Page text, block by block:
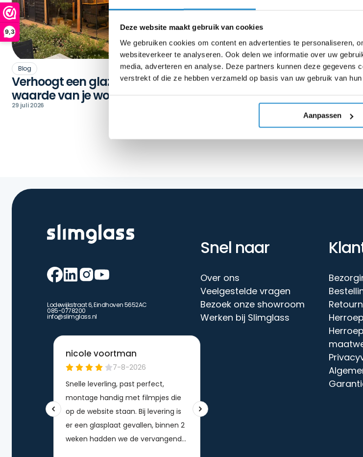
Deze website maakt gebruik van cookies
We gebruiken cookies om content en advertenties te personaliseren,
websiteverkeer te analyseren. Ook delen we informatie over uw
media, adverteren en analyse. Deze partners kunnen deze gegevens
verstrekt of die ze hebben verzameld op basis van uw gebruik van
Aanpassen
9,3
Blog
Verhoogt een glazen schuifwand de
waarde van je woning?
29 juli 2026
Blog
Wat te doen tegen vliegen
een overkapping?
Lodewijkstraat 6, Eindhoven 5652AC
085-0778200
info@slimglass.nl
Snel naar
Over ons
Veelgestelde vragen
Bezoek onze showroom
Werken bij Slimglass